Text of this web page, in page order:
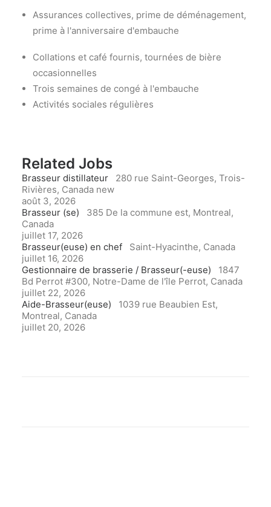
Assurances collectives, prime de déménagement,
prime à l'anniversaire d'embauche
Collations et café fournis, tournées de bière
occasionnelles
Trois semaines de congé à l'embauche
Activités sociales régulières
Related Jobs
Brasseur distillateur
280 rue Saint-Georges, Trois-
Rivières, Canada new
août 3, 2026
Brasseur (se)
385 De la commune est, Montreal,
Canada
juillet 17, 2026
Brasseur(euse) en chef
Saint-Hyacinthe, Canada
juillet 16, 2026
Gestionnaire de brasserie / Brasseur(-euse)
1847
Bd Perrot #300, Notre-Dame de l'île Perrot, Canada
juillet 22, 2026
Aide-Brasseur(euse)
1039 rue Beaubien Est,
Montreal, Canada
juillet 20, 2026